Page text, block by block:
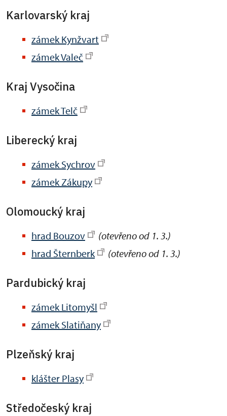
Karlovarský kraj
zámek Kynžvart
zámek Valeč
Kraj Vysočina
zámek Telč
Liberecký kraj
zámek Sychrov
zámek Zákupy
Olomoucký kraj
hrad Bouzov
(otevřeno od 1. 3.)
hrad Šternberk
(otevřeno od 1. 3.)
Pardubický kraj
zámek Litomyšl
zámek Slatiňany
Plzeňský kraj
klášter Plasy
Středočeský kraj